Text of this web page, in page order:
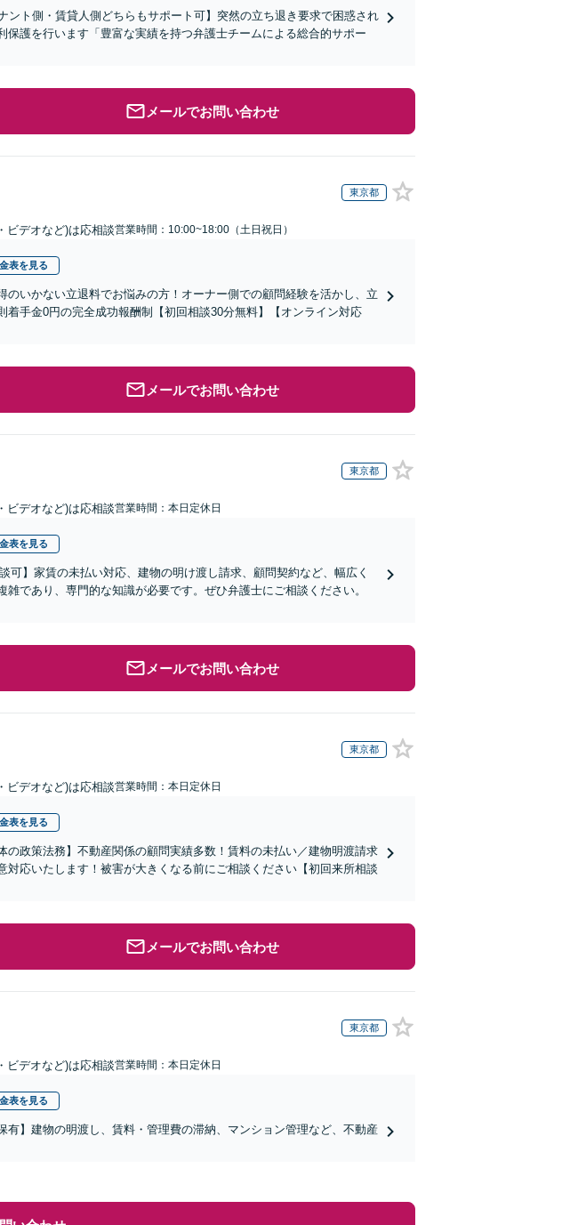
ント側・賃貸人側どちらもサポート可】突然の立ち退き要求で困惑され
護を行います「豊富な実績を持つ弁護士チームによる総合的サポー
メールでお問い合わせ
東京都
ビデオなど)は応相談営業時間：10:00~18:00（土日祝日）
表を見る
のいかない立退料でお悩みの方！オーナー側での顧問経験を活かし、立
手金0円の完全成功報酬制【初回相談30分無料】【オンライン対応
メールでお問い合わせ
東京都
ビデオなど)は応相談営業時間：本日定休日
表を見る
可】家賃の未払い対応、建物の明け渡し請求、顧問契約など、幅広く
であり、専門的な知識が必要です。ぜひ弁護士にご相談ください。
メールでお問い合わせ
東京都
ビデオなど)は応相談営業時間：本日定休日
表を見る
の政策法務】不動産関係の顧問実績多数！賃料の未払い／建物明渡請求
対応いたします！被害が大きくなる前にご相談ください【初回来所相談
メールでお問い合わせ
東京都
ビデオなど)は応相談営業時間：本日定休日
表を見る
有】建物の明渡し、賃料・管理費の滞納、マンション管理など、不動産